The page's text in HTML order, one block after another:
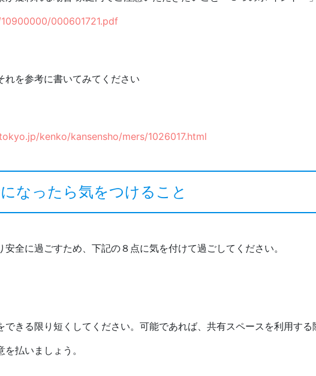
000601721.pdf
を参考に書いてみてください
kenko/kansensho/mers/1026017.html
なったら気をつけること
全に過ごすため、下記の８点に気を付けて過ごしてください。
きる限り短くしてください。可能であれば、共有スペースを利用する
払いましょう。